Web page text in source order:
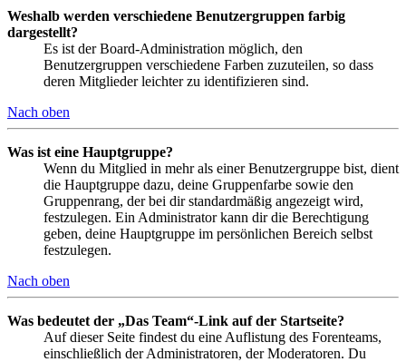
Weshalb werden verschiedene Benutzergruppen farbig
dargestellt?
Es ist der Board-Administration möglich, den
Benutzergruppen verschiedene Farben zuzuteilen, so dass
deren Mitglieder leichter zu identifizieren sind.
Nach oben
Was ist eine Hauptgruppe?
Wenn du Mitglied in mehr als einer Benutzergruppe bist, dient
die Hauptgruppe dazu, deine Gruppenfarbe sowie den
Gruppenrang, der bei dir standardmäßig angezeigt wird,
festzulegen. Ein Administrator kann dir die Berechtigung
geben, deine Hauptgruppe im persönlichen Bereich selbst
festzulegen.
Nach oben
Was bedeutet der „Das Team“-Link auf der Startseite?
Auf dieser Seite findest du eine Auflistung des Forenteams,
einschließlich der Administratoren, der Moderatoren. Du